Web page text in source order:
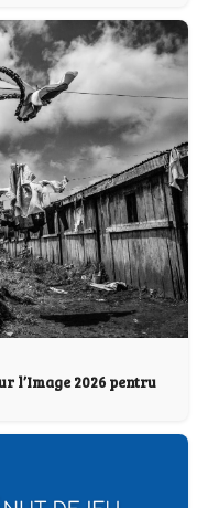
l’Image 2026 pentru